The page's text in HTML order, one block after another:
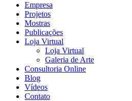
Empresa
Projetos
Mostras
Publicações
Loja Virtual
Loja Virtual
Galeria de Arte
Consultoria Online
Blog
Vídeos
Contato